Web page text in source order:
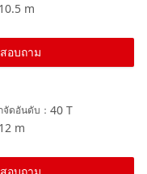
10.5 m
สอบถาม
40 T
จัดอันดับ ：
12 m